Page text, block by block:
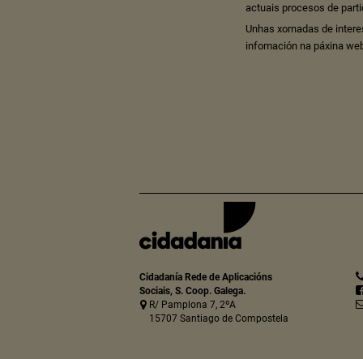
actuais procesos de
Unhas xornadas de
infomación na páxina
Cidadanía Rede de Aplicacións
Sociais, S. Coop. Galega.
R/ Pamplona 7, 2ºA
15707 Santiago de Compostela